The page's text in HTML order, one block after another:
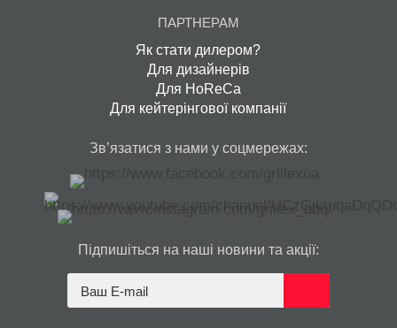
ПАРТНЕРАМ
Як стати дилером?
Для дизайнерів
Для HoReCa
Для кейтерінгової компанії
Зв’язатися з нами у соцмережах:
Підпишіться на наші новини та акції: